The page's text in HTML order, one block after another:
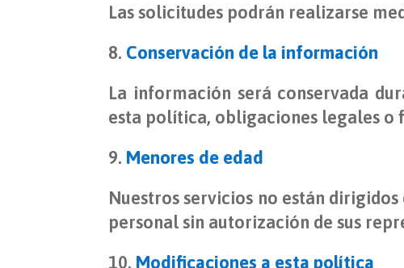
Las solicitudes podrán realizarse
Conservación de la información
La información será conservada
esta política, obligaciones legales o
Menores de edad
Nuestros servicios no están
personal sin autorización de sus
Modificaciones a esta política